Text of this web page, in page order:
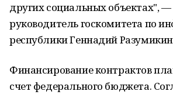
других социальных объектах", —
руководитель госкомитета по
республики Геннадий
Финансирование контрактов
счет федерального бюджета.